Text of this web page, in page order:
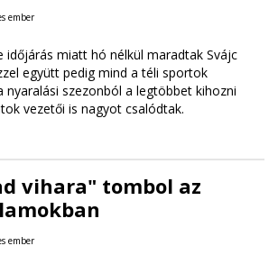
ember
időjárás miatt hó nélkül maradtak Svájc
együtt pedig mind a téli sportok
nyaralási szezonból a legtöbbet kihozni
vezetői is nagyot csalódtak.
vihara" tombol az
ember